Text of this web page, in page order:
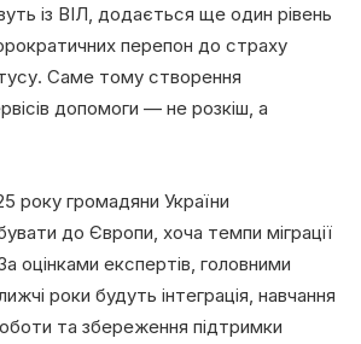
із ВІЛ, додається ще один рівень
перепон до страху
Саме тому створення
допомоги — не розкіш, а
року громадяни України
до Європи, хоча темпи міграції
оцінками експертів, головними
роки будуть інтеграція, навчання
та збереження підтримки